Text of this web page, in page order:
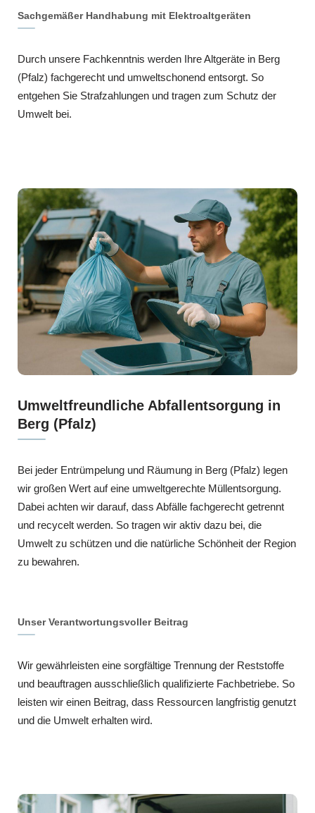
Sachgemäßer Handhabung mit Elektroaltgeräten
Durch unsere Fachkenntnis werden Ihre Altgeräte in Berg
(Pfalz) fachgerecht und umweltschonend entsorgt. So
entgehen Sie Strafzahlungen und tragen zum Schutz der
Umwelt bei.
Umweltfreundliche Abfallentsorgung in
Berg (Pfalz)
Bei jeder Entrümpelung und Räumung in Berg (Pfalz) legen
wir großen Wert auf eine umweltgerechte Müllentsorgung.
Dabei achten wir darauf, dass Abfälle fachgerecht getrennt
und recycelt werden. So tragen wir aktiv dazu bei, die
Umwelt zu schützen und die natürliche Schönheit der Region
zu bewahren.
Unser Verantwortungsvoller Beitrag
Wir gewährleisten eine sorgfältige Trennung der Reststoffe
und beauftragen ausschließlich qualifizierte Fachbetriebe. So
leisten wir einen Beitrag, dass Ressourcen langfristig genutzt
und die Umwelt erhalten wird.